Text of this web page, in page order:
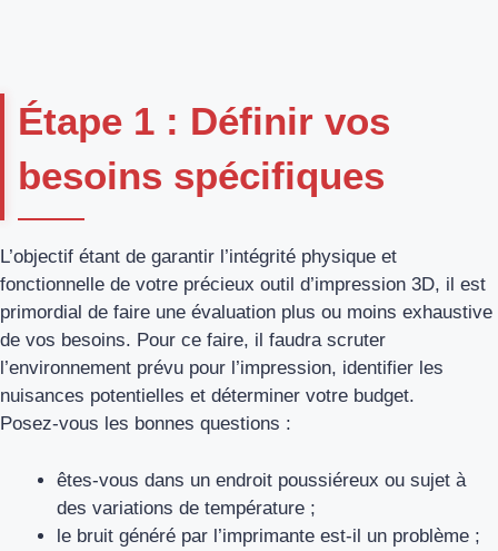
Étape 1 : Définir vos
besoins spécifiques
L’objectif étant de garantir l’intégrité physique et
fonctionnelle de votre précieux outil d’impression 3D, il est
primordial de faire une évaluation plus ou moins exhaustive
de vos besoins. Pour ce faire, il faudra scruter
l’environnement prévu pour l’impression, identifier les
nuisances potentielles et déterminer votre budget.
Posez-vous les bonnes questions :
êtes-vous dans un endroit poussiéreux ou sujet à
des variations de température ;
le bruit généré par l’imprimante est-il un problème ;